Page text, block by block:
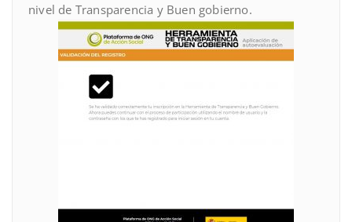
nivel de Transparencia y Buen gobierno.